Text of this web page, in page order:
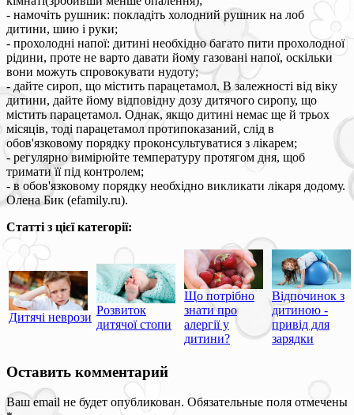
- намочіть рушник: покладіть холодний рушник на лоб
дитини, шию і руки;
- прохолодні напої: дитині необхідно багато пити прохолодної
рідини, проте не варто давати йому газовані напої, оскільки
вони можуть спровокувати нудоту;
- дайте сироп, що містить парацетамол. В залежності від віку
дитини, дайте йому відповідну дозу дитячого сиропу, що
містить парацетамол. Однак, якщо дитині немає ще й трьох
місяців, тоді парацетамол протипоказаний, слід в
обов'язковому порядку проконсультуватися з лікарем;
- регулярно вимірюйте температуру протягом дня, щоб
тримати її під контролем;
- в обов'язковому порядку необхідно викликати лікаря додому.
Олена Бик (efamily.ru).
Статті з цієї категорії:
Дитячі неврози
Розвиток
дитячої стопи
Що потрібно
знати про
алергії у
дитини?
Відпочинок з
дитиною -
привід для
зарядки
Оставить комментарий
Ваш email не будет опубликован. Обязательные поля отмечены